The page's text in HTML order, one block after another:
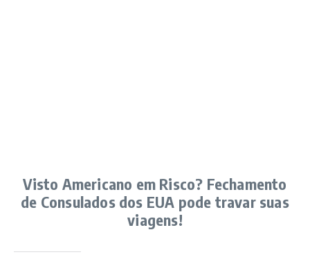
Visto Americano em Risco? Fechamento
de Consulados dos EUA pode travar suas
viagens!